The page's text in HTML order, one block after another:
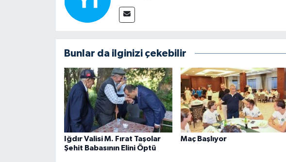
Bunlar da ilginizi çekebilir
Iğdır Valisi M. Fırat Taşolar
Şehit Babasının Elini Öptü
Maç Başlıyor